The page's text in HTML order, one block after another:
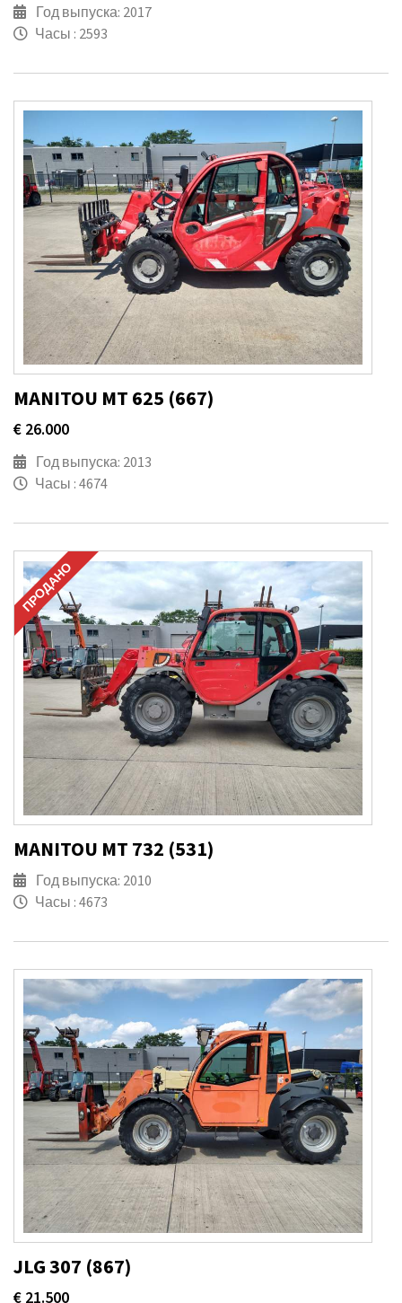
Год выпуска: 2017
Часы : 2593
MANITOU MT 625 (667)
€ 26.000
Год выпуска: 2013
Часы : 4674
ПРОДАНО
MANITOU MT 732 (531)
Год выпуска: 2010
Часы : 4673
JLG 307 (867)
€ 21.500